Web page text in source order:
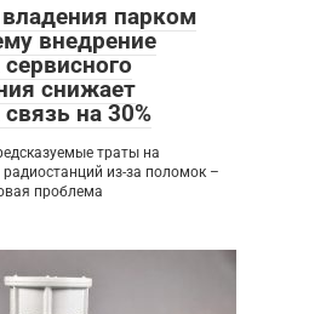
парком
внедрение
снижает
на 30%
траты на
из-за поломок –
проблема